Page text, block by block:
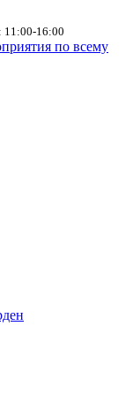
16:00
по всему